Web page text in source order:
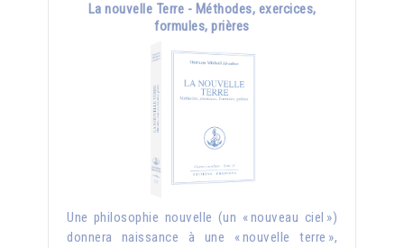
La nouvelle Terre - Méthodes, exercices,
formules, prières
Une philosophie nouvelle (un « nouveau ciel »)
donnera naissance à une « nouvelle terre »,